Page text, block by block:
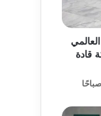
قادة